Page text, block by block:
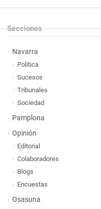
Secciones
Navarra
Política
Sucesos
Tribunales
Sociedad
Pamplona
Opinión
Editorial
Colaboradores
Blogs
Encuestas
Osasuna